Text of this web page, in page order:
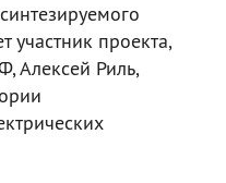
участник проекта,
Алексей Риль,